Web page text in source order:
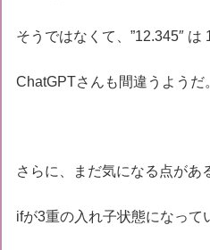
そうではなくて、”12.345″ は
ChatGPTさんも間違うようだ
さらに、まだ気になる点があ
ifが3重の入れ子状態になって